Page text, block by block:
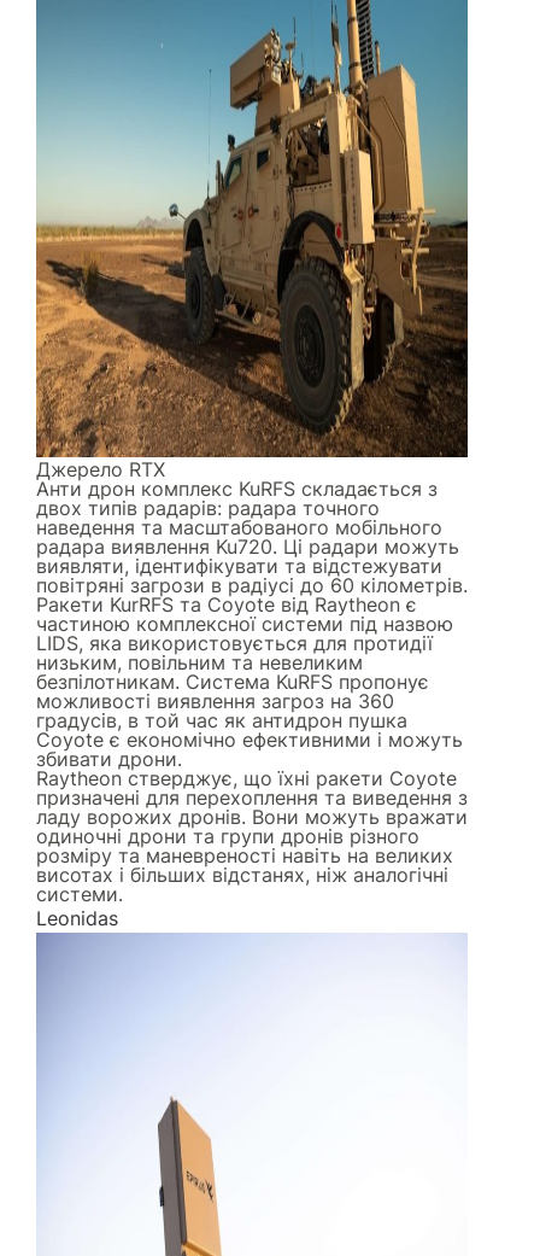
Джерело RTX
Анти дрон комплекс KuRFS складається з
двох типів радарів: радара точного
наведення та масштабованого мобільного
радара виявлення Ku720. Ці радари можуть
виявляти, ідентифікувати та відстежувати
повітряні загрози в радіусі до 60 кілометрів.
Ракети KurRFS та Coyote від Raytheon є
частиною комплексної системи під назвою
LIDS, яка використовується для протидії
низьким, повільним та невеликим
безпілотникам. Система KuRFS пропонує
можливості виявлення загроз на 360
градусів, в той час як антидрон пушка
Coyote є економічно ефективними і можуть
збивати дрони.
Raytheon стверджує, що їхні ракети Coyote
призначені для перехоплення та виведення з
ладу ворожих дронів. Вони можуть вражати
одиночні дрони та групи дронів різного
розміру та маневреності навіть на великих
висотах і більших відстанях, ніж аналогічні
системи.
Leonidas